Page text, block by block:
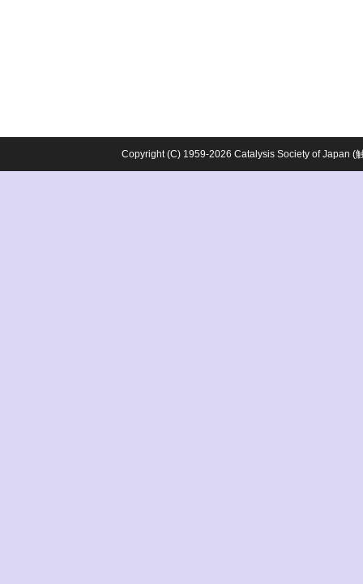
Copyright (C) 1959-2026 Catalysis Society of Japan (